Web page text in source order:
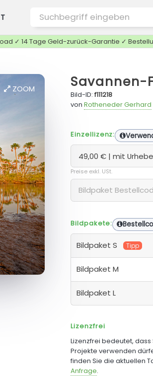
✓ 14 Tage Geld-zurück-Garantie ✓
ZOOM Savannen-
Bild-ID:f111218
von Rotheneder Gerhard
Einzellizenz:
Preise exkl. USt.
Bildpakete:
Bildpaket S Tipp
Bildpaket M
Bildpaket L
Lizenzfrei
Lizenzfrei bedeutet,
Projekte verwenden
finden Sie die aktuellen
Anfrage.